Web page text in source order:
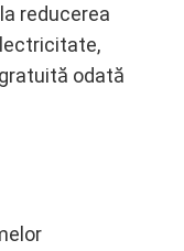
reducerea
odată